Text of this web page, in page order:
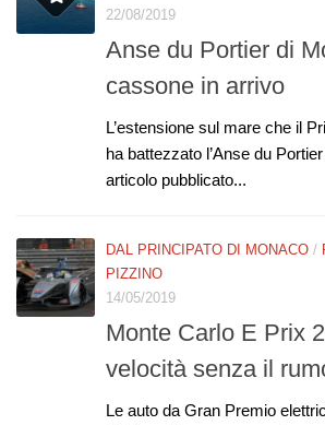
22/08/2019
Anse du Portier di
cassone in arrivo
L’estensione sul mare che il
ha battezzato l’Anse du
articolo pubblicato...
DAL PRINCIPATO DI MONACO /
PIZZINO
14/05/2019
Monte Carlo E Prix
velocità senza il
Le auto da Gran Premio